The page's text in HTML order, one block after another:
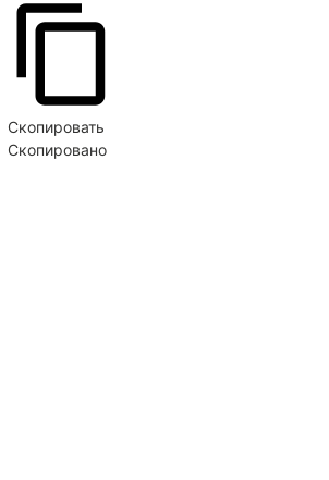
Скопировать
Скопировано